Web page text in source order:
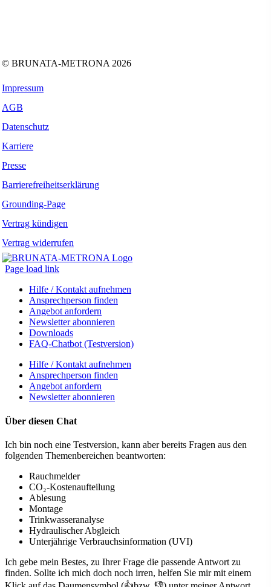
© BRUNATA-METRONA 2026
Impressum
AGB
Datenschutz
Karriere
Presse
Barrierefreiheitserklärung
Grounding-Page
Vertrag kündigen
Vertrag widerrufen
Page load link
Hilfe / Kontakt aufnehmen
Ansprechperson finden
Angebot anfordern
Newsletter abonnieren
Downloads
FAQ-Chatbot (Testversion)
Hilfe / Kontakt aufnehmen
Ansprechperson finden
Angebot anfordern
Newsletter abonnieren
Über diesen Chat
Ich bin noch eine Testversion, kann aber bereits Fragen aus den
folgenden Themenbereichen beantworten:
Rauchmelder
CO₂-Kostenaufteilung
Ablesung
Montage
Trinkwasseranalyse
Hydraulischer Abgleich
Unterjährige Verbrauchsinformation (UVI)
Ich gebe mein Bestes, zu Ihrer Frage die passende Antwort zu
finden. Sollte ich mich doch noch irren, helfen Sie mir mit einem